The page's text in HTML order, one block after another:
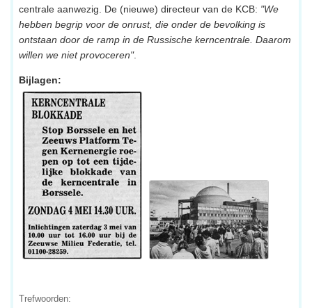
centrale aanwezig. De (nieuwe) directeur van de KCB: "We
hebben begrip voor de onrust, die onder de bevolking is
ontstaan door de ramp in de Russische kerncentrale. Daarom
willen we niet provoceren".
Bijlagen:
Trefwoorden: